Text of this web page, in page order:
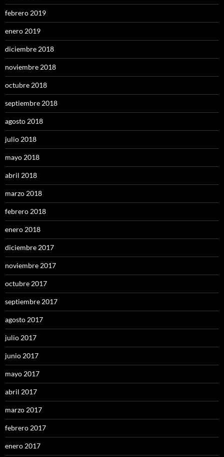
febrero 2019
enero 2019
diciembre 2018
noviembre 2018
octubre 2018
septiembre 2018
agosto 2018
julio 2018
mayo 2018
abril 2018
marzo 2018
febrero 2018
enero 2018
diciembre 2017
noviembre 2017
octubre 2017
septiembre 2017
agosto 2017
julio 2017
junio 2017
mayo 2017
abril 2017
marzo 2017
febrero 2017
enero 2017